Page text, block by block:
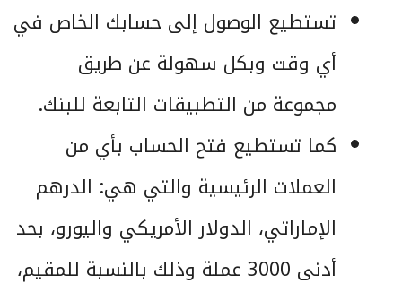
تستطيع الوصول إلى حسابك الخاص في
أي وقت وبكل سهولة عن طريق
مجموعة من التطبيقات التابعة للبنك.
كما تستطيع فتح الحساب بأي من
العملات الرئيسية والتي هي: الدرهم
الإماراتي، الدولار الأمريكي واليورو، بحد
أدنى 3000 عملة وذلك بالنسبة للمقيم،